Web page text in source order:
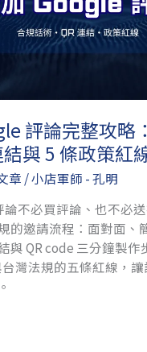
評論完整攻略
與 5 條政策紅
章 /小店軍師 - 孔明
論不必買評論、也不必
的邀請流程：面對面、
與 QR code 三分鐘製作
灣法規的五條紅線，讓